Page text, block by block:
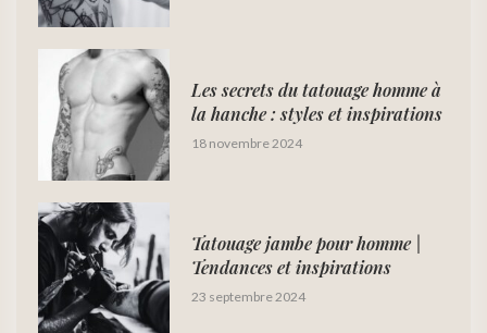
Les secrets du tatouage homme à
la hanche : styles et inspirations
18 novembre 2024
Tatouage jambe pour homme |
Tendances et inspirations
23 septembre 2024